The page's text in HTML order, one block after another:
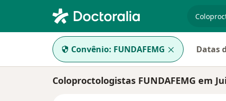
Convênio: FUNDAFEMG Datas
Coloproctologistas FUNDAFEMG em